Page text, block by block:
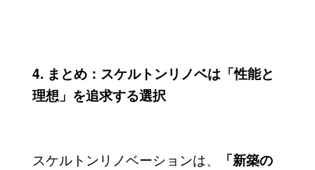
4. まとめ：スケルトンリノベは「性能と
理想」を追求する選択
スケルトンリノベーションは、
「新築の